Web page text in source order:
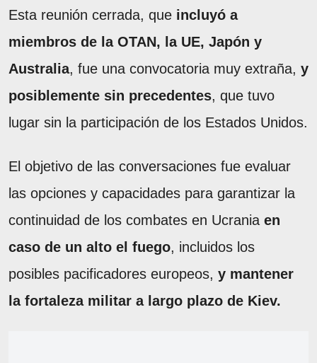
Esta reunión cerrada, que incluyó a
miembros de la OTAN, la UE, Japón y
Australia, fue una convocatoria muy extraña, y
posiblemente sin precedentes, que tuvo
lugar sin la participación de los Estados Unidos.
El objetivo de las conversaciones fue evaluar
las opciones y capacidades para garantizar la
continuidad de los combates en Ucrania en
caso de un alto el fuego, incluidos los
posibles pacificadores europeos, y mantener
la fortaleza militar a largo plazo de Kiev.